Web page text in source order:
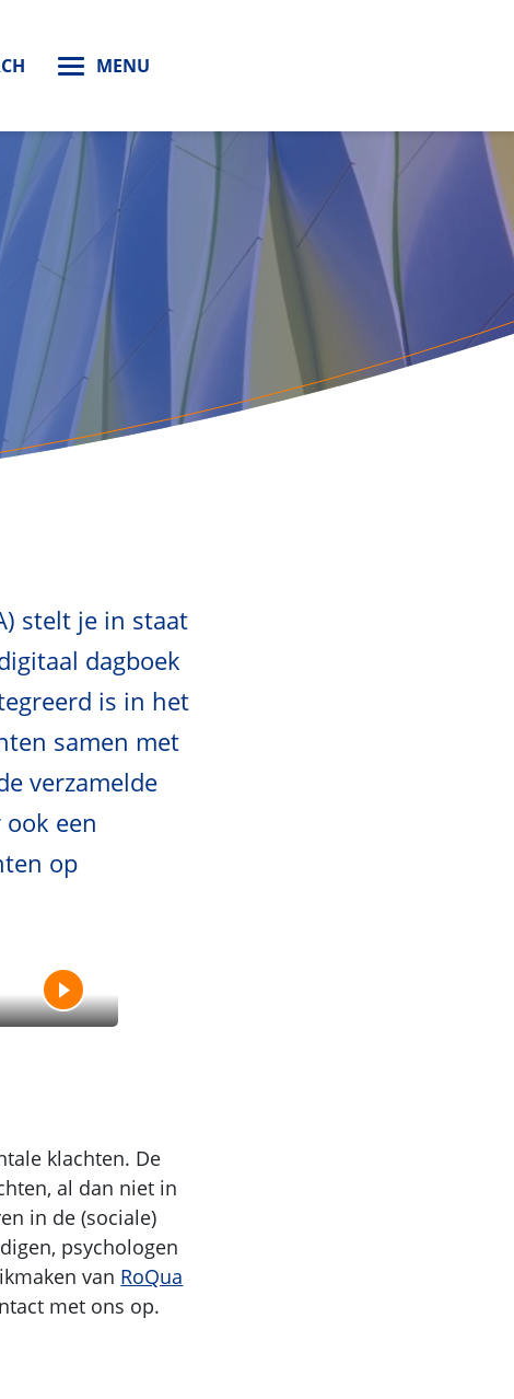
MENU
stelt je in staat
dagboek
is in het
samen met
verzamelde
ook een
op
P
l
a
y
klachten. De
al dan niet in
in de (sociale)
psychologen
van RoQua
met ons op.